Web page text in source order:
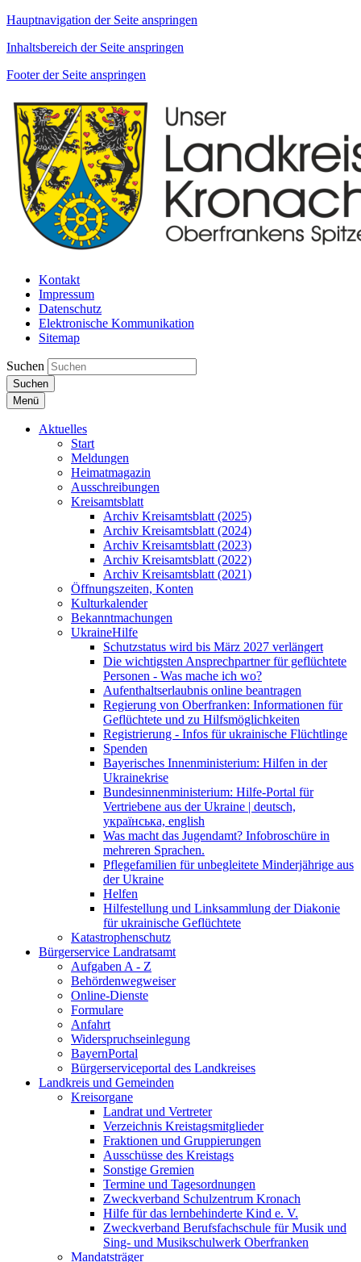
Hauptnavigation der Seite anspringen
Inhaltsbereich der Seite anspringen
Footer der Seite anspringen
Kontakt
Impressum
Datenschutz
Elektronische Kommunikation
Sitemap
Suchen
Suchen
Menü
Aktuelles
Start
Meldungen
Heimatmagazin
Ausschreibungen
Kreisamtsblatt
Archiv Kreisamtsblatt (2025)
Archiv Kreisamtsblatt (2024)
Archiv Kreisamtsblatt (2023)
Archiv Kreisamtsblatt (2022)
Archiv Kreisamtsblatt (2021)
Öffnungszeiten, Konten
Kulturkalender
Bekanntmachungen
UkraineHilfe
Schutzstatus wird bis März 2027 verlängert
Die wichtigsten Ansprechpartner für geflüchtete
Personen - Was mache ich wo?
Aufenthaltserlaubnis online beantragen
Regierung von Oberfranken: Informationen für
Geflüchtete und zu Hilfsmöglichkeiten
Registrierung - Infos für ukrainische Flüchtlinge
Spenden
Bayerisches Innenministerium: Hilfen in der
Ukrainekrise
Bundesinnenministerium: Hilfe-Portal für
Vertriebene aus der Ukraine | deutsch,
українська, english
Was macht das Jugendamt? Infobroschüre in
mehreren Sprachen.
Pflegefamilien für unbegleitete Minderjährige aus
der Ukraine
Helfen
Hilfestellung und Linksammlung der Diakonie
für ukrainische Geflüchtete
Katastrophenschutz
Bürgerservice Landratsamt
Aufgaben A - Z
Behördenwegweiser
Online-Dienste
Formulare
Anfahrt
Widerspruchseinlegung
BayernPortal
Bürgerserviceportal des Landkreises
Landkreis und Gemeinden
Kreisorgane
Landrat und Vertreter
Verzeichnis Kreistagsmitglieder
Fraktionen und Gruppierungen
Ausschüsse des Kreistags
Sonstige Gremien
Termine und Tagesordnungen
Zweckverband Schulzentrum Kronach
Hilfe für das lernbehinderte Kind e. V.
Zweckverband Berufsfachschule für Musik und
Sing- und Musikschulwerk Oberfranken
Mandatsträger